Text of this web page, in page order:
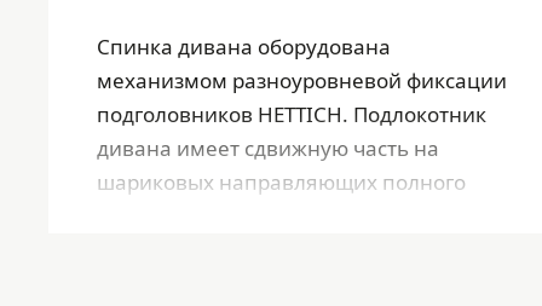
Спинка дивана оборудована
механизмом разноуровневой фиксации
подголовников HETTICH. Подлокотник
дивана имеет сдвижную часть на
шариковых направляющих полного